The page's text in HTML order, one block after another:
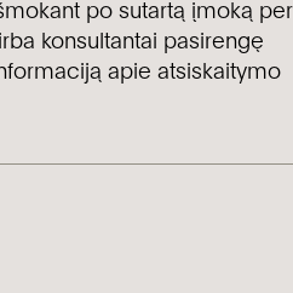
po sutartą įmoką per
konsultantai pasirengę
apie atsiskaitymo